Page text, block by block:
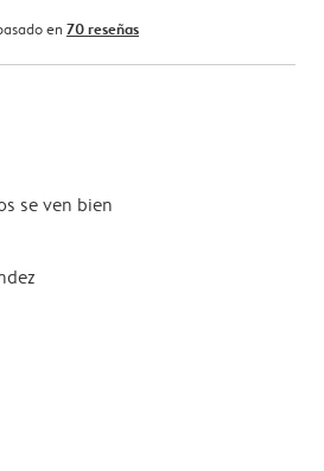
en 70 reseñas
se ven bien
pagination